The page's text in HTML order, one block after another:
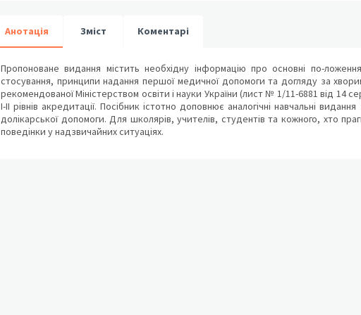
Анотація Зміст Коментарі
Пропоноване видання містить необхідну інформацію про основні по-
стосування, принципи надання першої медичної допомоги та догляду за
рекомендованої Міністерством освіти і науки України (лист № 1/11-6881 від 14
І-ІІ рівнів акредитації. Посібник істотно доповнює аналогічні навчальні
долікарської допомоги. Для школярів, учителів, студентів та кожного, хто
поведінки у надзвичайних ситуаціях.